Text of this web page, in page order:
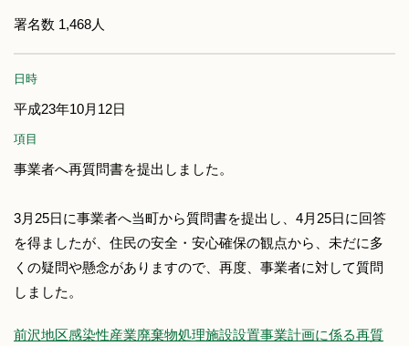
署名数 1,468人
日時
平成23年10月12日
項目
事業者へ再質問書を提出しました。
3月25日に事業者へ当町から質問書を提出し、4月25日に回答
を得ましたが、住民の安全・安心確保の観点から、未だに多
くの疑問や懸念がありますので、再度、事業者に対して質問
しました。
前沢地区感染性産業廃棄物処理施設設置事業計画に係る再質